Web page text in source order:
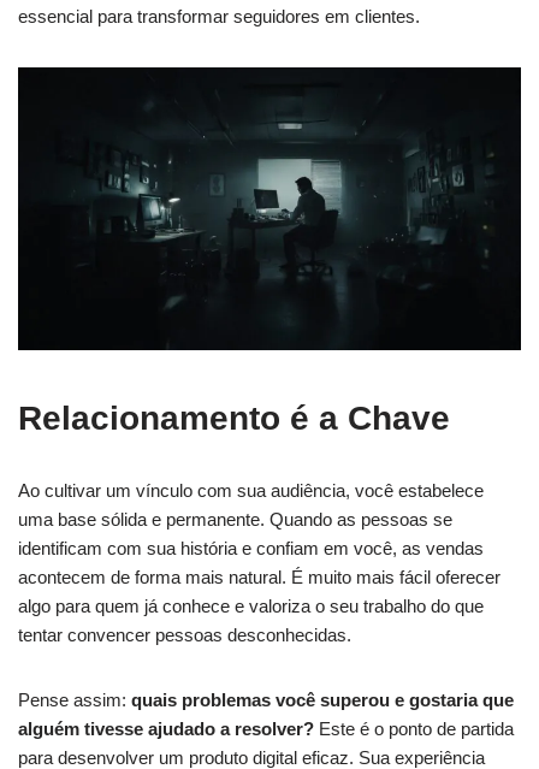
essencial para transformar seguidores em clientes.
Relacionamento é a Chave
Ao cultivar um vínculo com sua audiência, você estabelece
uma base sólida e permanente. Quando as pessoas se
identificam com sua história e confiam em você, as vendas
acontecem de forma mais natural. É muito mais fácil oferecer
algo para quem já conhece e valoriza o seu trabalho do que
tentar convencer pessoas desconhecidas.
Pense assim: quais problemas você superou e gostaria que
alguém tivesse ajudado a resolver? Este é o ponto de partida
para desenvolver um produto digital eficaz. Sua experiência